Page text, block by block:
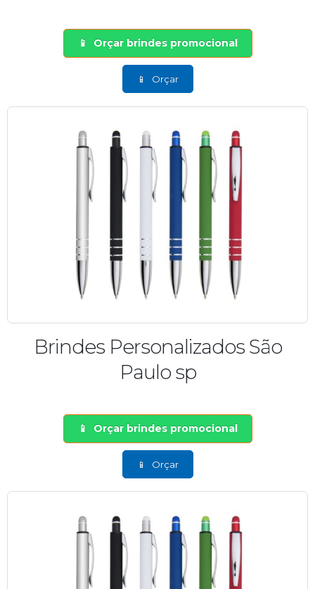
Orçar brindes promocional
Orçar
Brindes Personalizados São
Paulo sp
Orçar brindes promocional
Orçar